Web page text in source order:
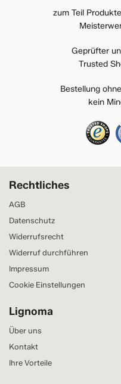
zum Teil
Geprüfter
Trusted
Bestellung
kein
Rechtliches
AGB
Datenschutz
Widerrufsrecht
Widerruf durchführen
Impressum
Cookie Einstellungen
Lignoma
Über uns
Kontakt
Ihre Vorteile